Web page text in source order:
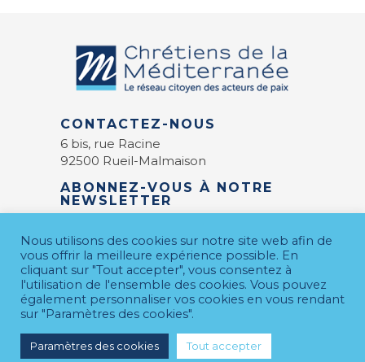
CONTACTEZ-NOUS
6 bis, rue Racine
92500 Rueil-Malmaison
ABONNEZ-VOUS À NOTRE
NEWSLETTER
E-mail*
MENTIONS LÉGALES
Nous utilisons des cookies sur notre site web afin de
vous offrir la meilleure expérience possible. En
cliquant sur "Tout accepter", vous consentez à
l'utilisation de l'ensemble des cookies. Vous pouvez
également personnaliser vos cookies en vous rendant
sur "Paramètres des cookies".
Paramètres des cookies Tout accepter